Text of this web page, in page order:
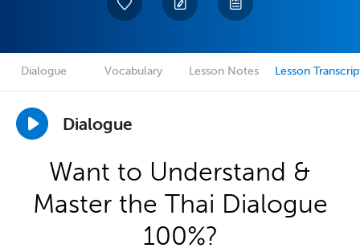
Dialogue Vocabulary Lesson Notes Lesson
Dialogue
Want to Understand &
Master the Thai Dialogue
100%?